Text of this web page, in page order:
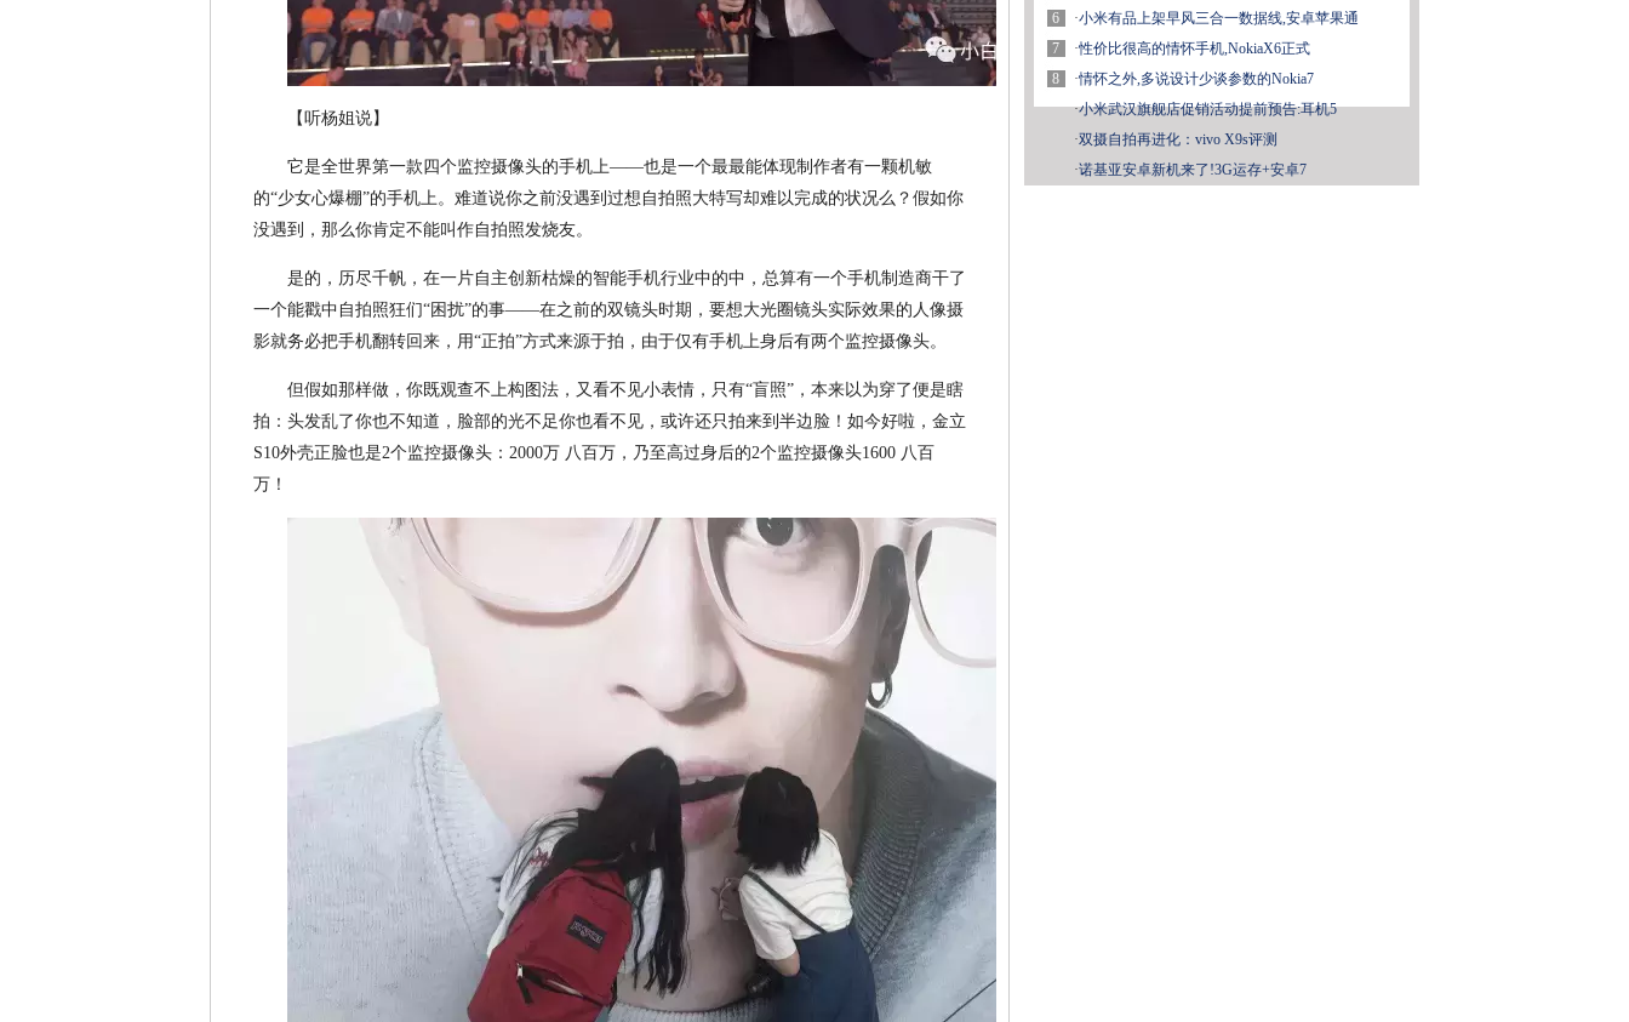
【听杨姐说】
它是全世界第一款四个监控摄像头的手机上——也是一个最最能体现制作者有一颗机敏
的“少女心爆棚”的手机上。难道说你之前没遇到过想自拍照大特写却难以完成的状况么？假如你
没遇到，那么你肯定不能叫作自拍照发烧友。
是的，历尽千帆，在一片自主创新枯燥的智能手机行业中的中，总算有一个手机制造商干了
一个能戳中自拍照狂们“困扰”的事——在之前的双镜头时期，要想大光圈镜头实际效果的人像摄
影就务必把手机翻转回来，用“正拍”方式来源于拍，由于仅有手机上身后有两个监控摄像头。
但假如那样做，你既观查不上构图法，又看不见小表情，只有“盲照”，本来以为穿了便是瞎
拍：头发乱了你也不知道，脸部的光不足你也看不见，或许还只拍来到半边脸！如今好啦，金立
S10外壳正脸也是2个监控摄像头：2000万 八百万，乃至高过身后的2个监控摄像头1600 八百
万！
6
7
8
·小米有品上架早风三合一数据线,安卓苹果通
·性价比很高的情怀手机,NokiaX6正式
·情怀之外,多说设计少谈参数的Nokia7
·小米武汉旗舰店促销活动提前预告:耳机5
·双摄自拍再进化：vivo X9s评测
·诺基亚安卓新机来了!3G运存+安卓7